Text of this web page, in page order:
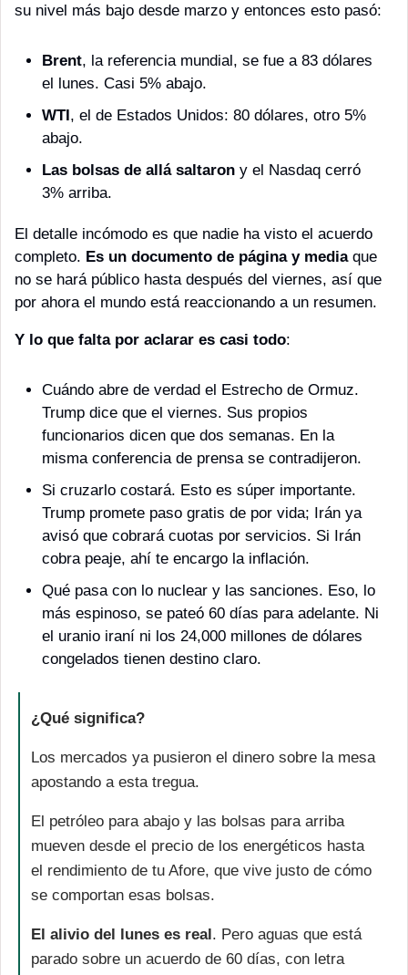
su nivel más bajo desde marzo y entonces esto pasó:
Brent, la referencia mundial, se fue a 83 dólares
el lunes. Casi 5% abajo.
WTI, el de Estados Unidos: 80 dólares, otro 5%
abajo.
Las bolsas de allá saltaron y el Nasdaq cerró
3% arriba.
El detalle incómodo es que nadie ha visto el acuerdo
completo. Es un documento de página y media que
no se hará público hasta después del viernes, así que
por ahora el mundo está reaccionando a un resumen.
Y lo que falta por aclarar es casi todo:
Cuándo abre de verdad el Estrecho de Ormuz.
Trump dice que el viernes. Sus propios
funcionarios dicen que dos semanas. En la
misma conferencia de prensa se contradijeron.
Si cruzarlo costará. Esto es súper importante.
Trump promete paso gratis de por vida; Irán ya
avisó que cobrará cuotas por servicios. Si Irán
cobra peaje, ahí te encargo la inflación.
Qué pasa con lo nuclear y las sanciones. Eso, lo
más espinoso, se pateó 60 días para adelante. Ni
el uranio iraní ni los 24,000 millones de dólares
congelados tienen destino claro.
¿Qué significa?
Los mercados ya pusieron el dinero sobre la mesa
apostando a esta tregua.
El petróleo para abajo y las bolsas para arriba
mueven desde el precio de los energéticos hasta
el rendimiento de tu Afore, que vive justo de cómo
se comportan esas bolsas.
El alivio del lunes es real. Pero aguas que está
parado sobre un acuerdo de 60 días, con letra